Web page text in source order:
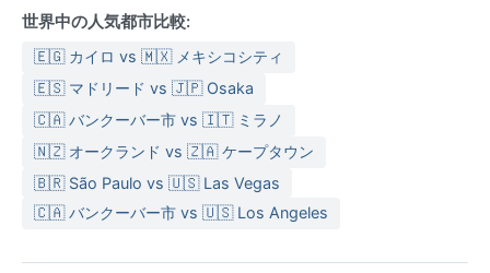
ジャケットが手放せない。冬は気温が2～7度程度まで
で溶けることが大半だ。年間を通じて降雨はまんべん
なく分布し、湿度は高めで、どんよりとした曇り空が
日常である。軽量のダウンや撥水生地のアウター、重
ね着できるセーターが旅行者にとって頼りになる装備
となる。
ベストシーズンは日照時間が長く、過ごしやすい5月か
し暑さはなく、街歩きに適している。特筆すべき気象
世界中の人気都市比較:
🇪🇬 カイロ vs 🇲🇽 メキシコシティ
🇪🇸 マドリード vs 🇯🇵 Osaka
🇨🇦 バンクーバー市 vs 🇮🇹 ミラノ
🇳🇿 オークランド vs 🇿🇦 ケープタウン
🇧🇷 São Paulo vs 🇺🇸 Las Vegas
🇨🇦 バンクーバー市 vs 🇺🇸 Los Angeles